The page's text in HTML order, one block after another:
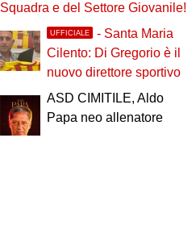
Squadra e del Settore Giovanile!
UFFICIALE
- Santa Maria
Cilento: Di Gregorio è il
nuovo direttore sportivo
ASD CIMITILE, Aldo
Papa neo allenatore